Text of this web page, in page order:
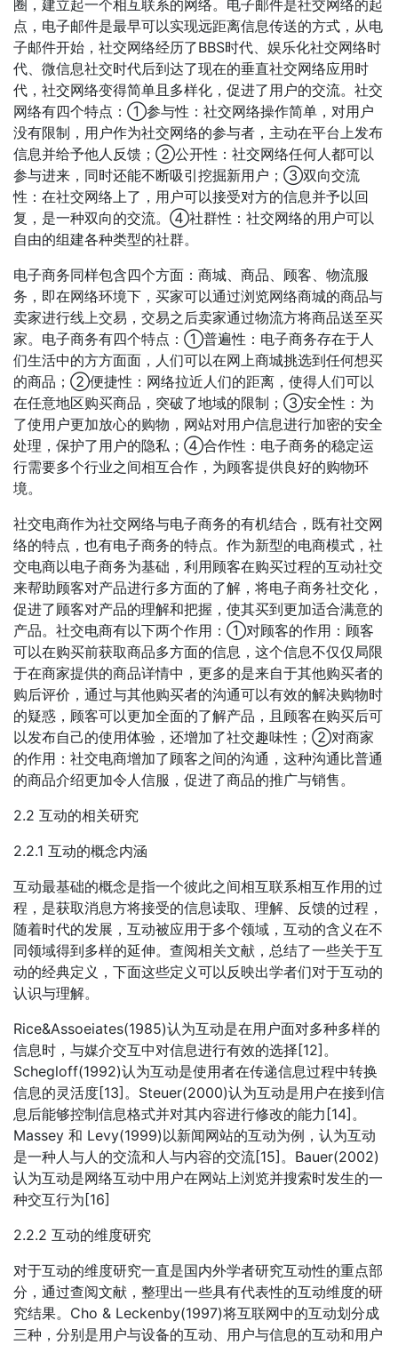
圈，建立起一个相互联系的网络。电子邮件是社交网络的起
点，电子邮件是最早可以实现远距离信息传送的方式，从电
子邮件开始，社交网络经历了BBS时代、娱乐化社交网络时
代、微信息社交时代后到达了现在的垂直社交网络应用时
代，社交网络变得简单且多样化，促进了用户的交流。社交
网络有四个特点：①参与性：社交网络操作简单，对用户
没有限制，用户作为社交网络的参与者，主动在平台上发布
信息并给予他人反馈；②公开性：社交网络任何人都可以
参与进来，同时还能不断吸引挖掘新用户；③双向交流
性：在社交网络上了，用户可以接受对方的信息并予以回
复，是一种双向的交流。④社群性：社交网络的用户可以
自由的组建各种类型的社群。
电子商务同样包含四个方面：商城、商品、顾客、物流服
务，即在网络环境下，买家可以通过浏览网络商城的商品与
卖家进行线上交易，交易之后卖家通过物流方将商品送至买
家。电子商务有四个特点：①普遍性：电子商务存在于人
们生活中的方方面面，人们可以在网上商城挑选到任何想买
的商品；②便捷性：网络拉近人们的距离，使得人们可以
在任意地区购买商品，突破了地域的限制；③安全性：为
了使用户更加放心的购物，网站对用户信息进行加密的安全
处理，保护了用户的隐私；④合作性：电子商务的稳定运
行需要多个行业之间相互合作，为顾客提供良好的购物环
境。
社交电商作为社交网络与电子商务的有机结合，既有社交网
络的特点，也有电子商务的特点。作为新型的电商模式，社
交电商以电子商务为基础，利用顾客在购买过程的互动社交
来帮助顾客对产品进行多方面的了解，将电子商务社交化，
促进了顾客对产品的理解和把握，使其买到更加适合满意的
产品。社交电商有以下两个作用：①对顾客的作用：顾客
可以在购买前获取商品多方面的信息，这个信息不仅仅局限
于在商家提供的商品详情中，更多的是来自于其他购买者的
购后评价，通过与其他购买者的沟通可以有效的解决购物时
的疑惑，顾客可以更加全面的了解产品，且顾客在购买后可
以发布自己的使用体验，还增加了社交趣味性；②对商家
的作用：社交电商增加了顾客之间的沟通，这种沟通比普通
的商品介绍更加令人信服，促进了商品的推广与销售。
2.2 互动的相关研究
2.2.1 互动的概念内涵
互动最基础的概念是指一个彼此之间相互联系相互作用的过
程，是获取消息方将接受的信息读取、理解、反馈的过程，
随着时代的发展，互动被应用于多个领域，互动的含义在不
同领域得到多样的延伸。查阅相关文献，总结了一些关于互
动的经典定义，下面这些定义可以反映出学者们对于互动的
认识与理解。
Rice&Assoeiates(1985)认为互动是在用户面对多种多样的
信息时，与媒介交互中对信息进行有效的选择[12]。
Schegloff(1992)认为互动是使用者在传递信息过程中转换
信息的灵活度[13]。Steuer(2000)认为互动是用户在接到信
息后能够控制信息格式并对其内容进行修改的能力[14]。
Massey 和 Levy(1999)以新闻网站的互动为例，认为互动
是一种人与人的交流和人与内容的交流[15]。Bauer(2002)
认为互动是网络互动中用户在网站上浏览并搜索时发生的一
种交互行为[16]
2.2.2 互动的维度研究
对于互动的维度研究一直是国内外学者研究互动性的重点部
分，通过查阅文献，整理出一些具有代表性的互动维度的研
究结果。Cho & Leckenby(1997)将互联网中的互动划分成
三种，分别是用户与设备的互动、用户与信息的互动和用户